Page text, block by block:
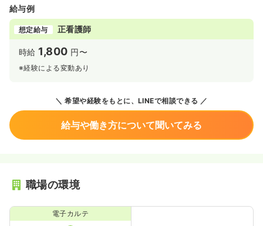
給与例
想定給与 正看護師
時給 1,800 円〜
※経験による変動あり
希望や経験をもとに、LINEで相談できる
給与や働き方について聞いてみる
職場の環境
電子カルテ